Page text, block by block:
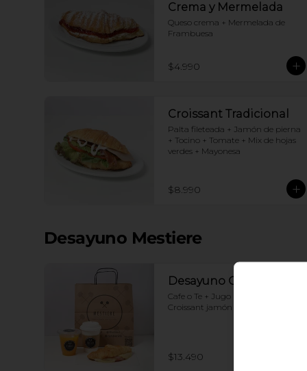
Crema y Mermelada
Queso crema + Mermelada de
Frambuesa
$4.990
Croissant Tradicional
Palta fileteada + Jamón de pierna
+ Tocino + Tomate + Mix de hojas
verdes + Mayonesa
$8.990
Desayuno Mestiere
Desayuno Clásico
Cafe o Te + Jugo naranja +
Croissant jamón y queso
$13.490